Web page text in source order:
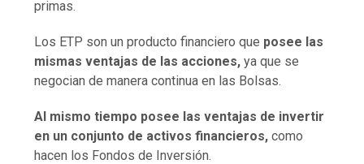
primas.
Los ETP son un producto financiero que posee las
mismas ventajas de las acciones, ya que se
negocian de manera continua en las Bolsas.
Al mismo tiempo posee las ventajas de invertir
en un conjunto de activos financieros, como
hacen los Fondos de Inversión.